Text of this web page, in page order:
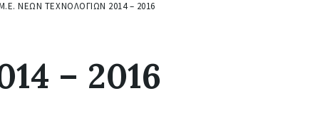
ΝΕΩΝ ΤΕΧΝΟΛΟΓΙΩΝ 2014 – 2016
– 2016